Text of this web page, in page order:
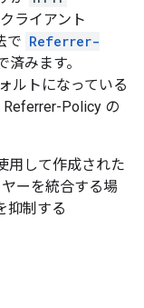
ライアント
で Referrer-
みます。
ルトになっている
Referrer-Policy の
用して作成された
ーを統合する場
抑制する